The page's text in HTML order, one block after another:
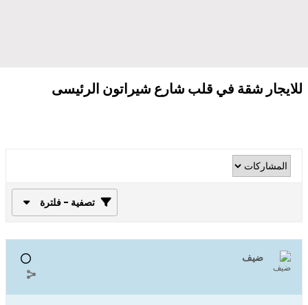
للايجار شقة في قلب شارع شيراتون الرئيسى
تصفية - فلترة
ضيف